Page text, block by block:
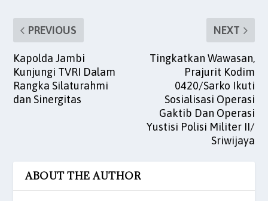
PREVIOUS
Kapolda Jambi
Kunjungi TVRI Dalam
Rangka Silaturahmi
dan Sinergitas
NEXT
Tingkatkan Wawasan,
Prajurit Kodim
0420/Sarko Ikuti
Sosialisasi Operasi
Gaktib Dan Operasi
Yustisi Polisi Militer II/
Sriwijaya
ABOUT THE AUTHOR